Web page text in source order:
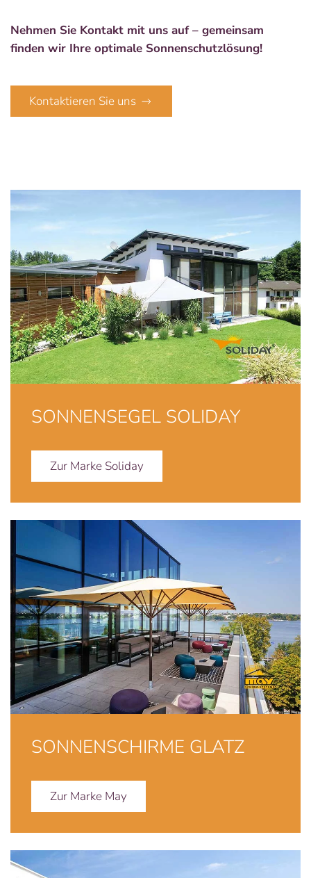
Nehmen Sie Kontakt mit uns auf – gemeinsam
finden wir Ihre optimale Sonnenschutzlösung!
Kontaktieren Sie uns
SONNENSEGEL SOLIDAY
Zur Marke Soliday
SONNENSCHIRME GLATZ
Zur Marke May